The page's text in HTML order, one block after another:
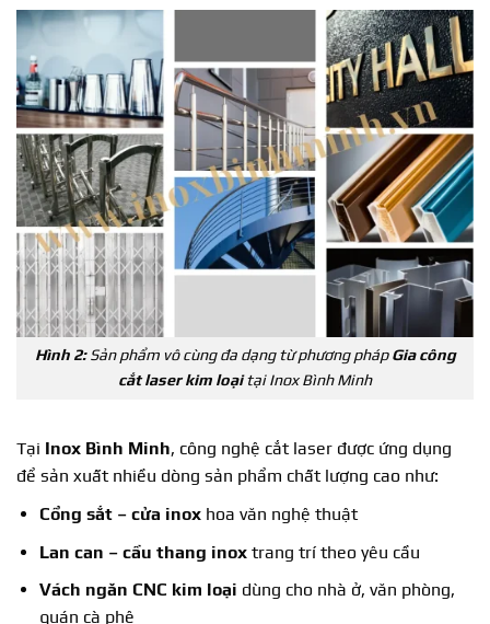
Hình 2:Sản phẩm vô cùng đa dạng từ phương phápGia công
cắt laser kim loạitại Inox Bình Minh
Tại Inox Bình Minh, công nghệ cắt laser được ứng dụng
để sản xuất nhiều dòng sản phẩm chất lượng cao như:
Cổng sắt – cửa inoxhoa văn nghệ thuật
Lan can – cầu thang inoxtrang trí theo yêu cầu
Vách ngăn CNC kim loại dùng cho nhà ở, văn phòng,
quán cà phê